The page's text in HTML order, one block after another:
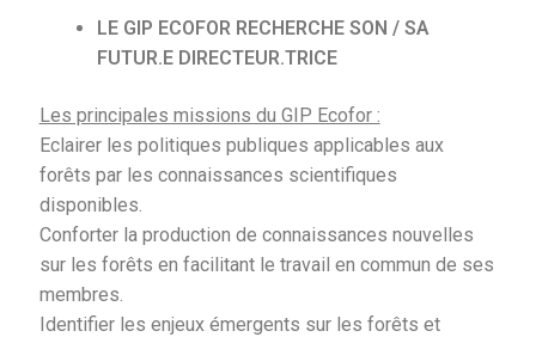
LE GIP ECOFOR RECHERCHE SON / SA
FUTUR.E DIRECTEUR.TRICE
Les principales missions du GIP Ecofor :
Eclairer les politiques publiques applicables aux
forêts par les connaissances scientifiques
disponibles.
Conforter la production de connaissances nouvelles
sur les forêts en facilitant le travail en commun de ses
membres.
Identifier les enjeux émergents sur les forêts et